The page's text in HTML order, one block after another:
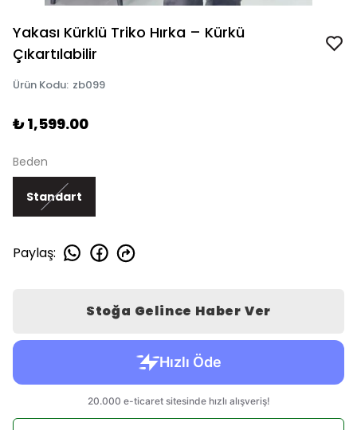
Yakası Kürklü Triko Hırka – Kürkü
Çıkartılabilir
Ürün Kodu: zb099
₺ 1,599.00
Beden
Standart
Paylaş:
Stoğa Gelince Haber Ver